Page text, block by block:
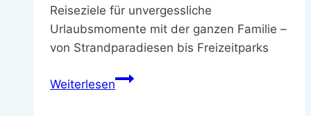
Reiseziele für unvergessliche
Urlaubsmomente mit der ganzen Familie –
von Strandparadiesen bis Freizeitparks
WeiterlesenFamilienreise